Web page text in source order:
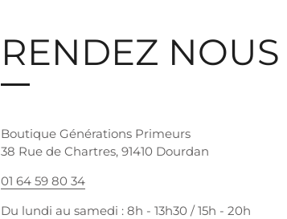
RENDEZ NOUS
Boutique Générations Primeurs
38 Rue de Chartres, 91410 Dourdan
01 64 59 80 34
Du lundi au samedi : 8h - 13h30 / 15h - 20h